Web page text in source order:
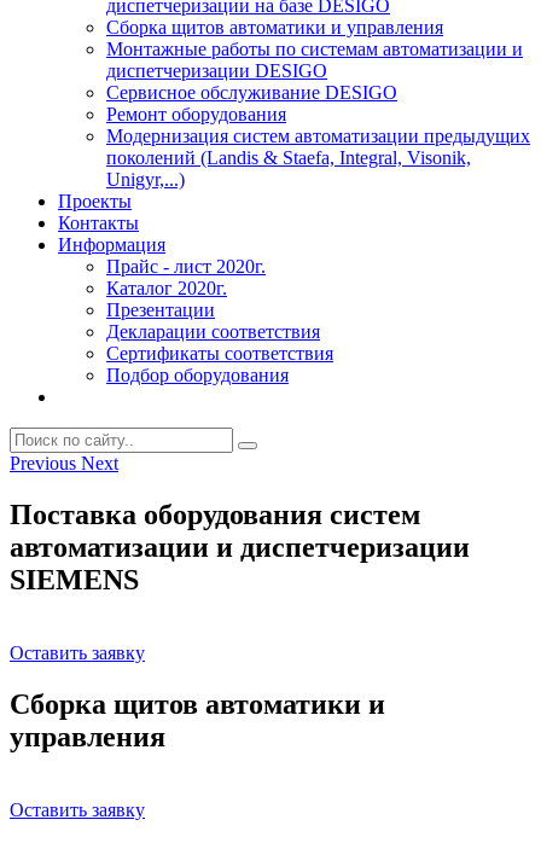
диспетчеризации на базе DESIGO
Сборка щитов автоматики и управления
Монтажные работы по системам автоматизации и
диспетчеризации DESIGO
Сервисное обслуживание DESIGO
Ремонт оборудования
Модернизация систем автоматизации предыдущих
поколений (Landis & Staefa, Integral, Visonik,
Unigyr,...)
Проекты
Контакты
Информация
Прайс - лист 2020г.
Каталог 2020г.
Презентации
Декларации соответствия
Сертификаты соответствия
Подбор оборудования
Previous Next
Поставка оборудования систем
автоматизации и диспетчеризации
SIEMENS
Оставить заявку
Сборка щитов автоматики и
управления
Оставить заявку